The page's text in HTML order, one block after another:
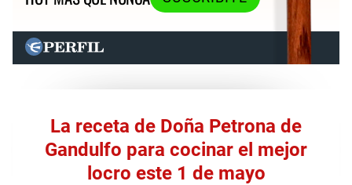
La receta de Doña Petrona de
Gandulfo para cocinar el mejor
locro este 1 de mayo